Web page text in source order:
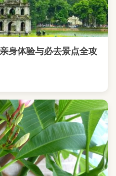
身体验与必去景点全攻